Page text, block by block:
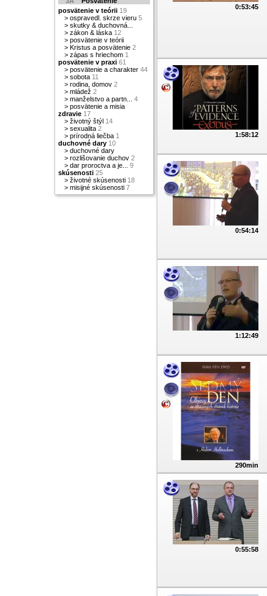
posvätenie v teórii 19
> ospravedl. skrze vieru 5
> skutky & duchovná...
> zákon & láska 12
> posvätenie v teórii
> Kristus a posvätenie 2
> zápas s hriechom 1
posvätenie v praxi 61
> posvätenie a charakter 44
> sobota 11
> rodina, domov 2
> mládež 2
> manželstvo a partn...
4
> posvätenie a misia
zdravie 17
> životný štýl 14
> sexualita 2
> prírodná liečba 1
duchovné dary 10
> duchovné dary
> rozlišovanie duchov 2
> dar proroctva a je...
9
skúsenosti 25
> životné skúsenosti 18
> misijné skúsenosti 7
0:53:45
1:58:12
0:54:14
1:12:49
290min
0:55:58